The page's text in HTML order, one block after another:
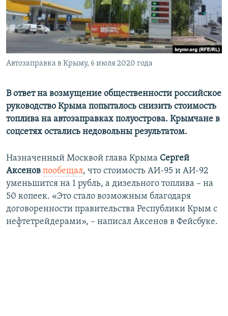
ПОБЕДИТЕЛЕЙ НЕ СУДЯТ?
КРЫМ.НЕПОКОРЕННЫЙ
УКРАИНСКАЯ ПРОБЛЕМА КРЫМА
ПРИСОЕДИНЯЙТЕСЬ!
Автозаправка в Крыму, 6 июля 2020 года
В ответ на возмущение общественности российское
руководство Крыма попыталось снизить стоимость
топлива на автозаправках полуострова. Крымчане в
соцсетях остались недовольны результатом.
Назначенный Москвой глава Крыма Сергей
Аксенов пообещал, что стоимость АИ-95 и АИ-92
уменьшится на 1 рубль, а дизельного топлива – на
50 копеек. «Это стало возможным благодаря
договоренности правительства Республики Крым с
нефтетрейдерами», – написал Аксенов в Фейсбуке.